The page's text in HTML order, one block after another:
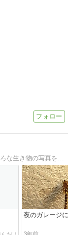
夜のガレージ